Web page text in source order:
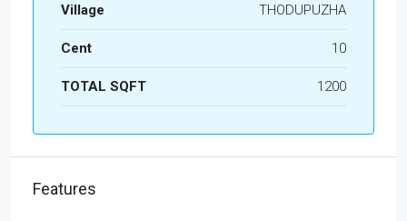
Village THODUPUZHA
Cent 10
TOTAL SQFT 1200
Features